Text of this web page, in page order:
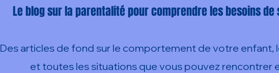
Le blog sur la parentalité pour comprendre les besoins
Des articles de fond sur le comportement de votre enfant,
et toutes les situations que vous pouvez rencontrer